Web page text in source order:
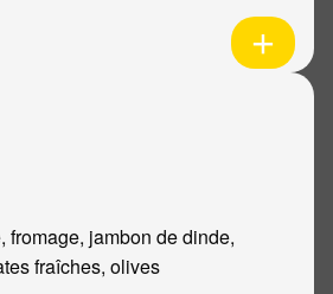
fromage, jambon de dinde,
fraîches, olives